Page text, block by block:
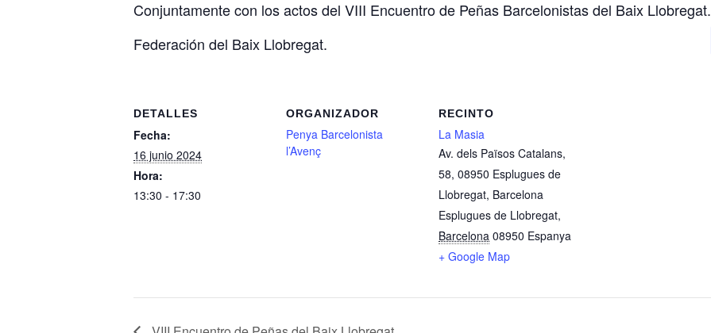
Conjuntamente con los actos del VIII Encuentro de Peñas Barcelonistas del Baix Llobregat.
Federación del Baix Llobregat.
DETALLES
Fecha:
16 junio 2024
Hora:
13:30 - 17:30
ORGANIZADOR
Penya Barcelonista
l’Avenç
RECINTO
La Masia
Av. dels Països Catalans,
58, 08950 Esplugues de
Llobregat, Barcelona
Esplugues de Llobregat,
Barcelona 08950 Espanya
+ Google Map